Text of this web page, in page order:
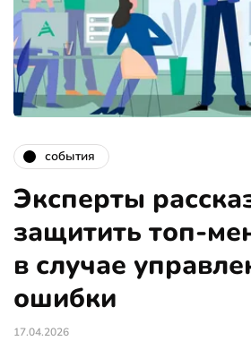
события
Эксперты
защитить топ-
в случае
ошибки
17.04.2026